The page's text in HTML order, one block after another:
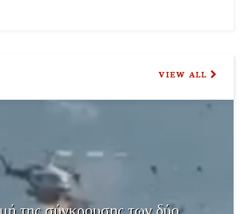
VIEW ALL
της σύγκρουσης των δύο